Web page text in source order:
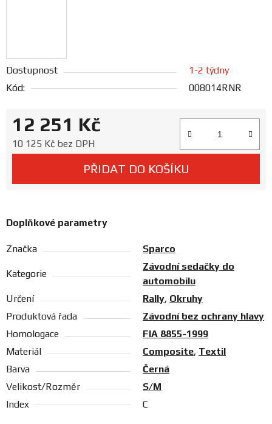
a
katalogy
Dostupnost
1-2 týdny
Kód:
008014RNR
12 251 Kč
10 125 Kč bez DPH
PŘIDAT DO KOŠÍKU
Doplňkové parametry
Značka Sparco
Kategorie
Závodní sedačky do
automobilu
Určení
Rally, Okruhy
Produktová řada
Závodní bez ochrany hlavy
Homologace
FIA 8855-1999
Materiál
Composite, Textil
Barva
Černá
Velikost/Rozměr
S/M
Index
C